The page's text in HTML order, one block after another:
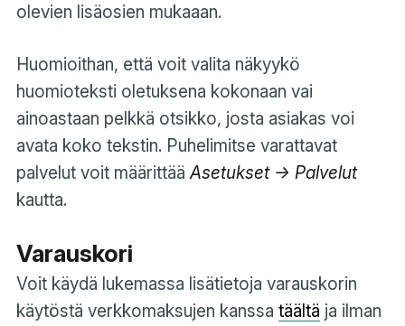
olevien lisäosien mukaaan.
Huomioithan, että voit valita näkyykö
huomioteksti oletuksena kokonaan vai
ainoastaan pelkkä otsikko, josta asiakas voi
avata koko tekstin. Puhelimitse varattavat
palvelut voit määrittääAsetukset -> Palvelut
kautta.
Varauskori
Voit käydä lukemassa lisätietoja varauskorin
käytöstä verkkomaksujen kanssa täältä ja ilman